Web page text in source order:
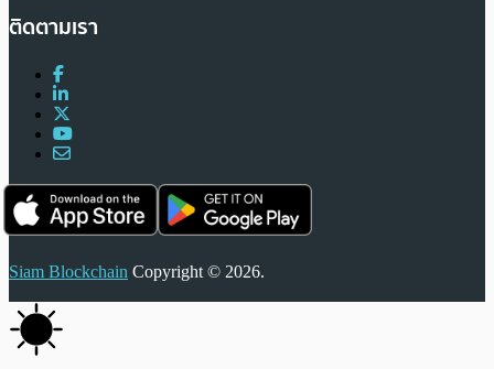
ติดตามเรา
Siam Blockchain Copyright © 2026.